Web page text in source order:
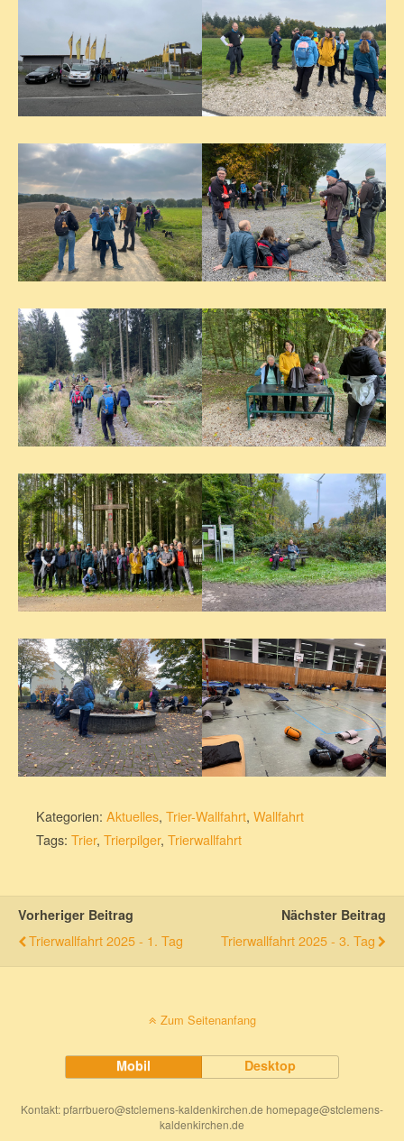
Kategorien: Aktuelles, Trier-Wallfahrt, Wallfahrt
Tags: Trier, Trierpilger, Trierwallfahrt
Vorheriger Beitrag
Trierwallfahrt 2025 - 1. Tag
Nächster Beitrag
Trierwallfahrt 2025 - 3. Tag
Zum Seitenanfang
Mobil Desktop
Kontakt: pfarrbuero@stclemens-kaldenkirchen.de homepage@stclemens-
kaldenkirchen.de